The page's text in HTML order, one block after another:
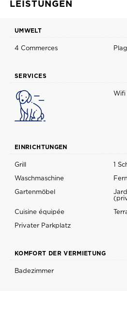
LEISTUNGEN
UMWELT
4 Commerces
SERVICES
Wifi
EINRICHTUNGEN
Grill
1
Waschmaschine
Gartenmöbel
Cuisine équipée
Privater Parkplatz
KOMFORT DER VERMIETUNG
Badezimmer